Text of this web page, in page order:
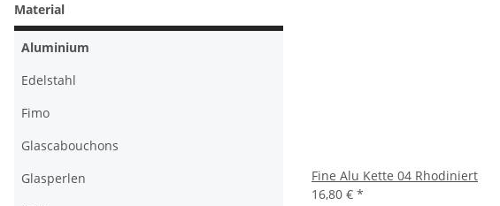
Fine Alu Kette 04 Rhodiniert
16,80 € *
Material
Aluminium
Edelstahl
Fimo
Glascabouchons
Glasperlen